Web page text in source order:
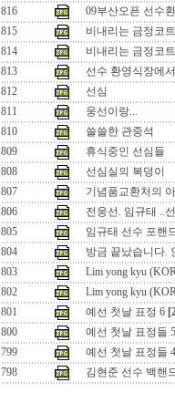
816
09부산오픈 선수
815
비내리는 금정코트
814
비내리는 금정코
813
선수 환영식장에서
812
선심
811
웅선이랑...
810
쓸쓸한 관중석
809
휴식중인 선심들
808
선심실의 복덩이
807
기념품교환처의
806
전웅선. 임규태 ..
805
임규태 선수 포핸
804
방금 끝났습니다.
803
Lim yong kyu
802
Lim yong kyu
801
예선 첫날 표정 6
800
예선 첫날 표정들 5
799
예선 첫날 표정들 4
798
김현준 선수 백핸